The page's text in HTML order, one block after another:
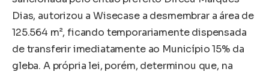
Dias, autorizou a Wisecase a desmembrar a área de
125.564 m², ficando temporariamente dispensada
de transferir imediatamente ao Município 15% da
gleba. A própria lei, porém, determinou que, na